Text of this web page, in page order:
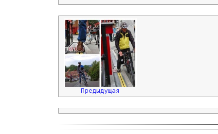
Предыдущая